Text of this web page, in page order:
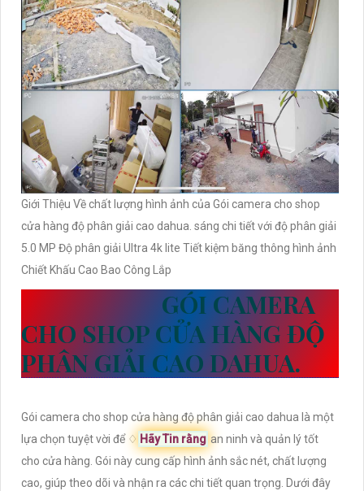
Giới Thiệu Về chất lượng hình ảnh của Gói camera cho shop
cửa hàng độ phân giải cao dahua. sáng chi tiết với độ phân giải
5.0 MP Độ phân giải Ultra 4k lite Tiết kiệm băng thông hình ảnh
Chiết Khấu Cao Bao Công Lắp
GÓI CAMERA
CHO SHOP CỬA HÀNG ĐỘ
PHÂN GIẢI CAO DAHUA.
Gói camera cho shop cửa hàng độ phân giải cao dahua là một
lựa chọn tuyệt vời để ♢ Hãy Tin rằng an ninh và quản lý tốt
cho cửa hàng. Gói này cung cấp hình ảnh sắc nét, chất lượng
cao, giúp theo dõi và nhận ra các chi tiết quan trọng. Dưới đây